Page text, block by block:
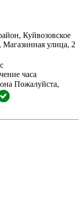
Куйвозовское
Магазинная улица, 2
часа
Пожалуйста,